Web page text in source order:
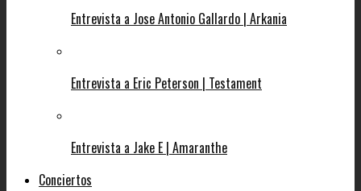
Entrevista a Jose Antonio Gallardo | Arkania
Entrevista a Eric Peterson | Testament
Entrevista a Jake E | Amaranthe
Conciertos